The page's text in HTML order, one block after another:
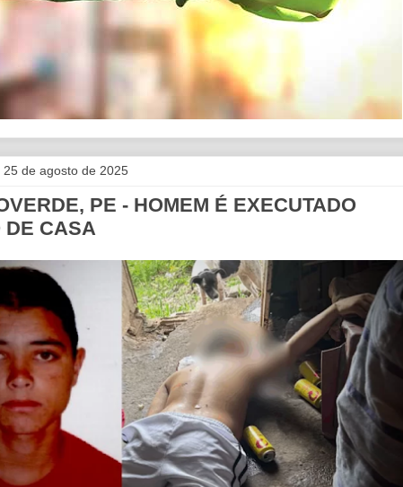
de agosto de 2025
PE - HOMEM É EXECUTADO
DE CASA